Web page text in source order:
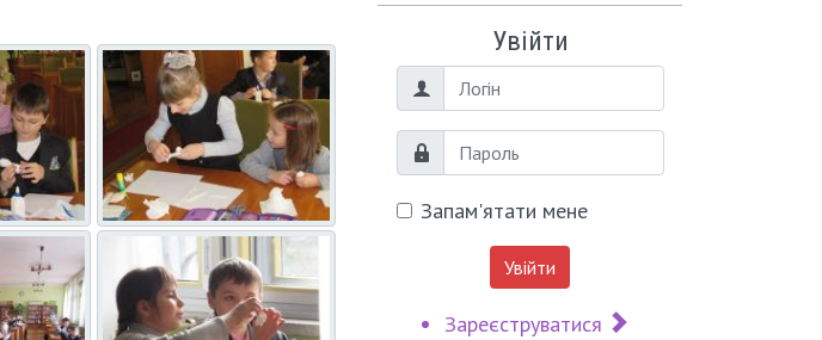
Увійти
Логін
Пароль
Запам'ятати мене
Увійти
Зареєструватися